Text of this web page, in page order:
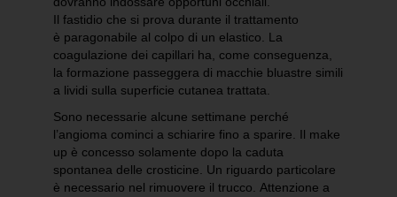
Il fastidio che si prova durante il trattamento
è paragonabile al colpo di un elastico. La
coagulazione dei capillari ha, come conseguenza,
la formazione passeggera di macchie bluastre simili
a lividi sulla superficie cutanea trattata.
Sono necessarie alcune settimane perché
l’angioma cominci a schiarire fino a sparire. Il make
up è concesso solamente dopo la caduta
spontanea delle crosticine. Un riguardo particolare
è necessario nel rimuovere il trucco. Attenzione a